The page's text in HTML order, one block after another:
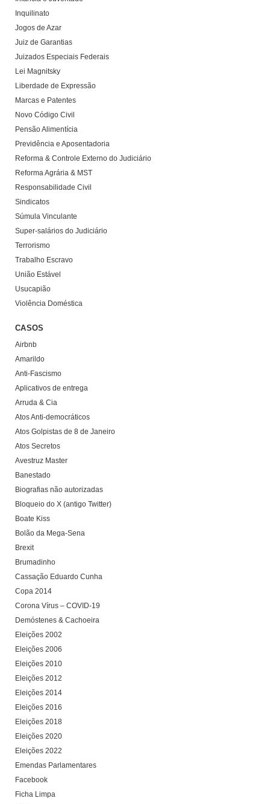
Inquilinato
Jogos de Azar
Juiz de Garantias
Juizados Especiais Federais
Lei Magnitsky
Liberdade de Expressão
Marcas e Patentes
Novo Código Civil
Pensão Alimentícia
Previdência e Aposentadoria
Reforma & Controle Externo do Judiciário
Reforma Agrária & MST
Responsabilidade Civil
Sindicatos
Súmula Vinculante
Super-salários do Judiciário
Terrorismo
Trabalho Escravo
União Estável
Usucapião
Violência Doméstica
CASOS
Airbnb
Amarildo
Anti-Fascismo
Aplicativos de entrega
Arruda & Cia
Atos Anti-democráticos
Atos Golpistas de 8 de Janeiro
Atos Secretos
Avestruz Master
Banestado
Biografias não autorizadas
Bloqueio do X (antigo Twitter)
Boate Kiss
Bolão da Mega-Sena
Brexit
Brumadinho
Cassação Eduardo Cunha
Copa 2014
Corona Vírus – COVID-19
Demóstenes & Cachoeira
Eleições 2002
Eleições 2006
Eleições 2010
Eleições 2012
Eleições 2014
Eleições 2016
Eleições 2018
Eleições 2020
Eleições 2022
Emendas Parlamentares
Facebook
Ficha Limpa